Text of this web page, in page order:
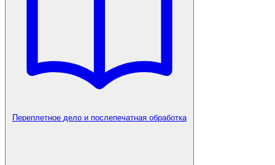
Переплетное дело и послепечатная обработка